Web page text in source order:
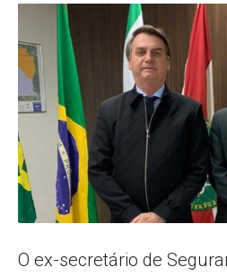
AL
O ex-secretário de